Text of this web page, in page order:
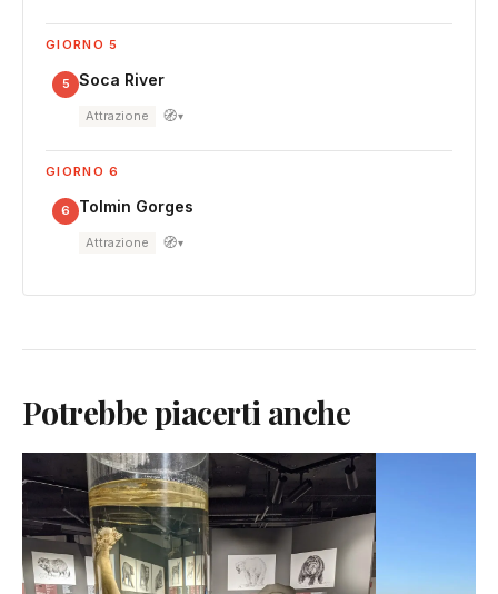
GIORNO 5
5 Soca River
Attrazione 🧭▾
GIORNO 6
6 Tolmin Gorges
Attrazione 🧭▾
Potrebbe piacerti anche